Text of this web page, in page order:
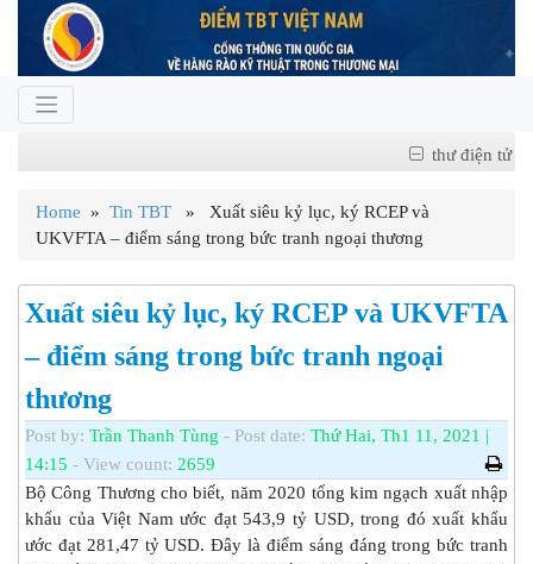
thư điện tử
Home » Tin TBT » Xuất siêu kỷ lục, ký RCEP và
UKVFTA – điểm sáng trong bức tranh ngoại thương
Xuất siêu kỷ lục, ký RCEP và UKVFTA
– điểm sáng trong bức tranh ngoại
thương
Post by: Trần Thanh Tùng - Post date: Thứ Hai, Th1 11, 2021 |
14:15 - View count: 2659
Bộ Công Thương cho biết, năm 2020 tổng kim ngạch xuất nhập
khẩu của Việt Nam ước đạt 543,9 tỷ USD, trong đó xuất khẩu
ước đạt 281,47 tỷ USD. Đây là điểm sáng đáng trong bức tranh